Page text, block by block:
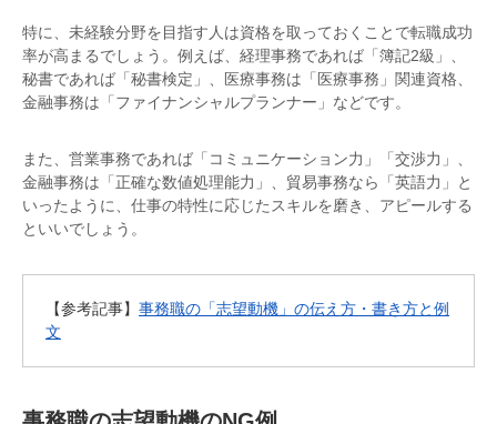
特に、未経験分野を目指す人は資格を取っておくことで転職成功
率が高まるでしょう。例えば、経理事務であれば「簿記2級」、
秘書であれば「秘書検定」、医療事務は「医療事務」関連資格、
金融事務は「ファイナンシャルプランナー」などです。
また、営業事務であれば「コミュニケーション力」「交渉力」、
金融事務は「正確な数値処理能力」、貿易事務なら「英語力」と
いったように、仕事の特性に応じたスキルを磨き、アピールする
といいでしょう。
【参考記事】 事務職の「志望動機」の伝え方・書き方と例
文